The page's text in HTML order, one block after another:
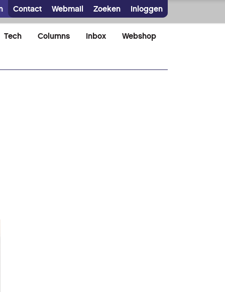
Contact Webmail Zoeken Inloggen
Tech Columns Inbox Webshop